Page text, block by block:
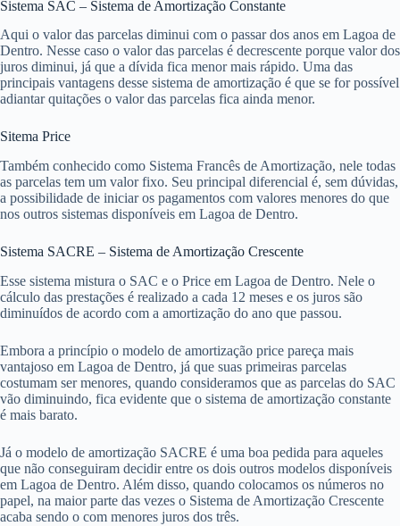
Sistema SAC – Sistema de Amortização Constante
Aqui o valor das parcelas diminui com o passar dos anos em Lagoa de
Dentro. Nesse caso o valor das parcelas é decrescente porque valor dos
juros diminui, já que a dívida fica menor mais rápido. Uma das
principais vantagens desse sistema de amortização é que se for possível
adiantar quitações o valor das parcelas fica ainda menor.
Sitema Price
Também conhecido como Sistema Francês de Amortização, nele todas
as parcelas tem um valor fixo. Seu principal diferencial é, sem dúvidas,
a possibilidade de iniciar os pagamentos com valores menores do que
nos outros sistemas disponíveis em Lagoa de Dentro.
Sistema SACRE – Sistema de Amortização Crescente
Esse sistema mistura o SAC e o Price em Lagoa de Dentro. Nele o
cálculo das prestações é realizado a cada 12 meses e os juros são
diminuídos de acordo com a amortização do ano que passou.
Embora a princípio o modelo de amortização price pareça mais
vantajoso em Lagoa de Dentro, já que suas primeiras parcelas
costumam ser menores, quando consideramos que as parcelas do SAC
vão diminuindo, fica evidente que o sistema de amortização constante
é mais barato.
Já o modelo de amortização SACRE é uma boa pedida para aqueles
que não conseguiram decidir entre os dois outros modelos disponíveis
em Lagoa de Dentro. Além disso, quando colocamos os números no
papel, na maior parte das vezes o Sistema de Amortização Crescente
acaba sendo o com menores juros dos três.